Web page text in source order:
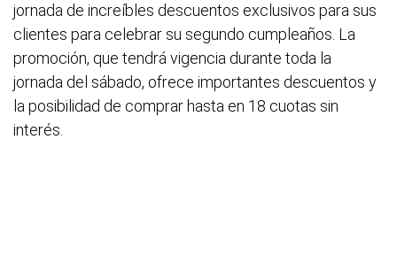
jornada de increíbles descuentos exclusivos para sus
clientes para celebrar su segundo cumpleaños. La
promoción, que tendrá vigencia durante toda la
jornada del sábado, ofrece importantes descuentos y
la posibilidad de comprar hasta en 18 cuotas sin
interés.